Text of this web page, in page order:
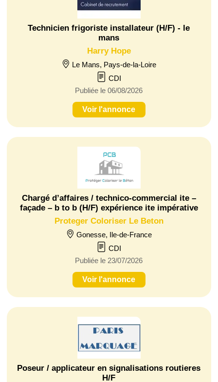
Technicien frigoriste installateur (H/F) - le
mans
Harry Hope
Le Mans, Pays-de-la-Loire
CDI
Publiée le 06/08/2026
Voir l'annonce
Chargé d’affaires / technico-commercial ite –
façade – b to b (H/F) expérience ite impérative
Proteger Coloriser Le Beton
Gonesse, Ile-de-France
CDI
Publiée le 23/07/2026
Voir l'annonce
Poseur / applicateur en signalisations routieres
H/F